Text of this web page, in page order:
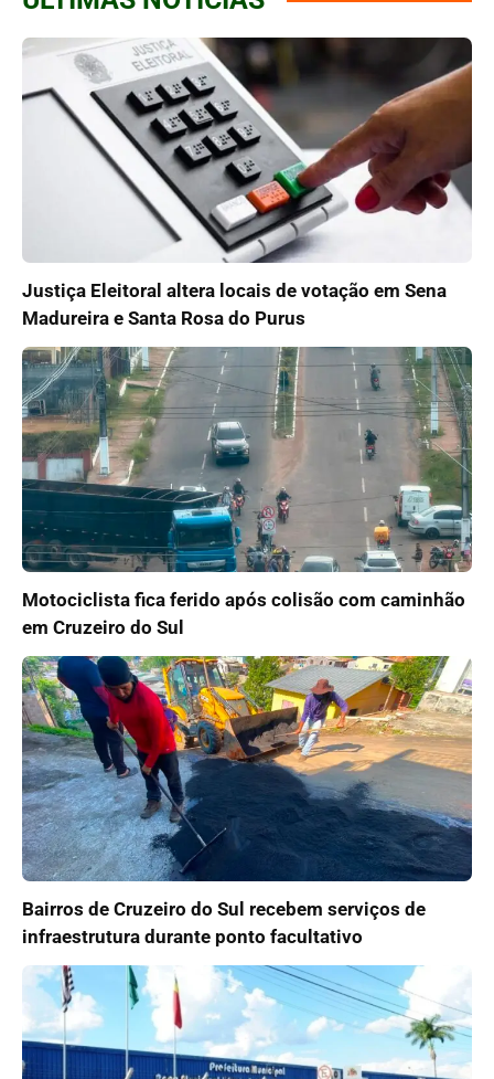
Justiça Eleitoral altera locais de votação em Sena
Madureira e Santa Rosa do Purus
Motociclista fica ferido após colisão com caminhão
em Cruzeiro do Sul
Bairros de Cruzeiro do Sul recebem serviços de
infraestrutura durante ponto facultativo